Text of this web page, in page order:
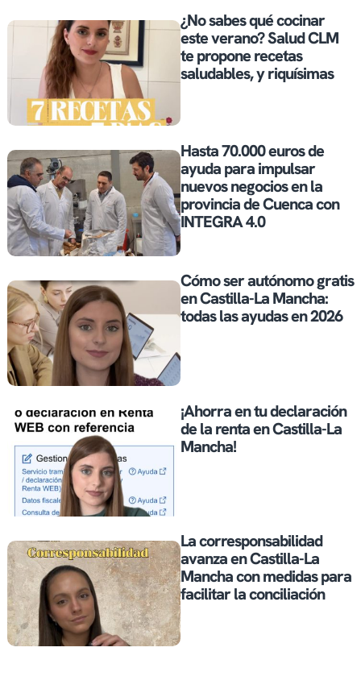
¿No sabes qué cocinar
este verano? Salud CLM
te propone recetas
saludables, y riquísimas
Hasta 70.000 euros de
ayuda para impulsar
nuevos negocios en la
provincia de Cuenca con
INTEGRA 4.0
Cómo ser autónomo gratis
en Castilla-La Mancha:
todas las ayudas en 2026
¡Ahorra en tu declaración
de la renta en Castilla-La
Mancha!
La corresponsabilidad
avanza en Castilla-La
Mancha con medidas para
facilitar la conciliación